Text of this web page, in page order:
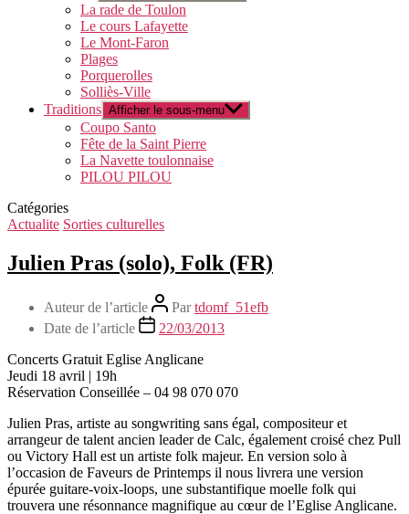
La rade de Toulon
Le cours Lafayette
Le Mont-Faron
Plages
Porquerolles
Solliès-Ville
Traditions Afficher le sous-menu
Coupo Santo
Fête de la Saint Pierre
La Navette toulonnaise
PILOU PILOU
Catégories
Actualite Sorties culturelles
Julien Pras (solo), Folk (FR)
Auteur de l’article Partdomf_51efb
Date de l’article
22/03/2013
Concerts Gratuit Eglise Anglicane
Jeudi 18 avril | 19h
Réservation Conseillée – 04 98 070 070
Julien Pras, artiste au songwriting sans égal, compositeur et
arrangeur de talent ancien leader de Calc, également croisé chez Pull
ou Victory Hall est un artiste folk majeur. En version solo à
l’occasion de Faveurs de Printemps il nous livrera une version
épurée guitare-voix-loops, une substantifique moelle folk qui
trouvera une résonnance magnifique au cœur de l’Eglise Anglicane.